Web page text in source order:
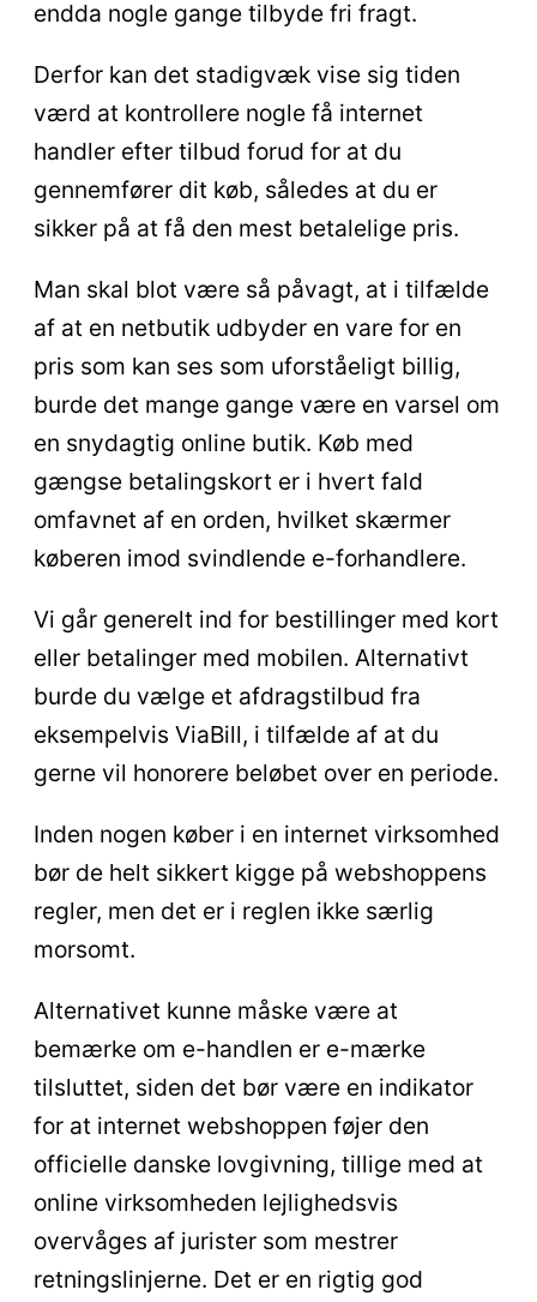
endda nogle gange tilbyde fri fragt.
Derfor kan det stadigvæk vise sig tiden
værd at kontrollere nogle få internet
handler efter tilbud forud for at du
gennemfører dit køb, således at du er
sikker på at få den mest betalelige pris.
Man skal blot være så påvagt, at i tilfælde
af at en netbutik udbyder en vare for en
pris som kan ses som uforståeligt billig,
burde det mange gange være en varsel om
en snydagtig online butik. Køb med
gængse betalingskort er i hvert fald
omfavnet af en orden, hvilket skærmer
køberen imod svindlende e-forhandlere.
Vi går generelt ind for bestillinger med kort
eller betalinger med mobilen. Alternativt
burde du vælge et afdragstilbud fra
eksempelvis ViaBill, i tilfælde af at du
gerne vil honorere beløbet over en periode.
Inden nogen køber i en internet virksomhed
bør de helt sikkert kigge på webshoppens
regler, men det er i reglen ikke særlig
morsomt.
Alternativet kunne måske være at
bemærke om e-handlen er e-mærke
tilsluttet, siden det bør være en indikator
for at internet webshoppen føjer den
officielle danske lovgivning, tillige med at
online virksomheden lejlighedsvis
overvåges af jurister som mestrer
retningslinjerne. Det er en rigtig god